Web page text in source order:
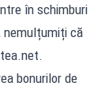
în schimburi
nemulțumiți că
bonurilor de